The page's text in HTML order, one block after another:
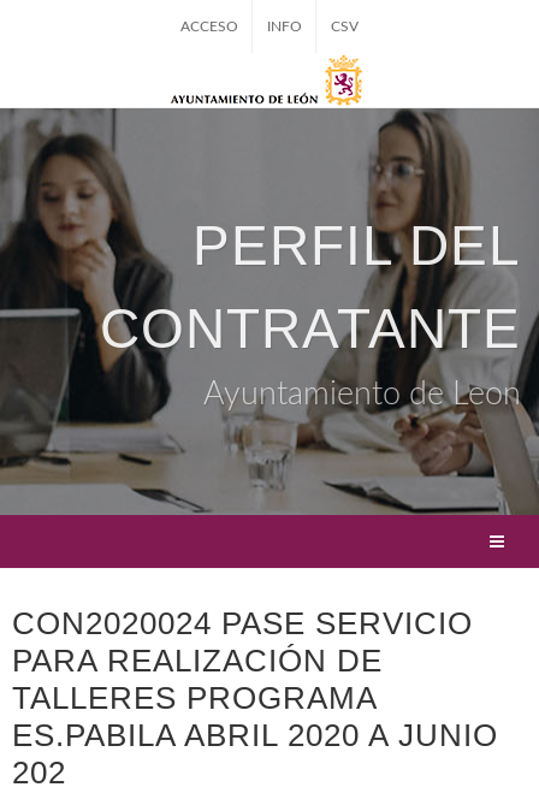
ACCESO INFO CSV
PERFIL DEL
CONTRATANTE
Ayuntamiento de Leon
CON2020024 PASE SERVICIO
PARA REALIZACIÓN DE
TALLERES PROGRAMA
ES.PABILA ABRIL 2020 A JUNIO
202